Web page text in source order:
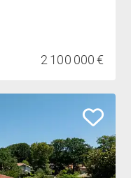
2 100 000 €